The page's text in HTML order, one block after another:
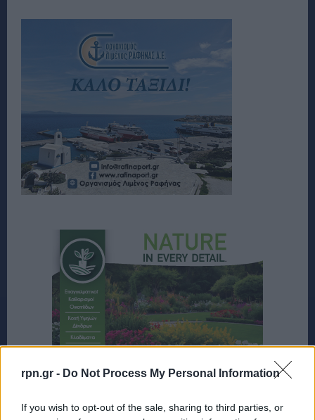
rpn.gr - Do Not Process My Personal Information
If you wish to opt-out of the sale, sharing to third parties, or